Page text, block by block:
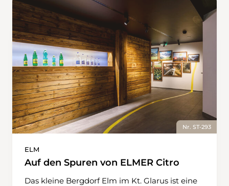
Nr. ST-293
ELM
Auf den Spuren von ELMER Citro
Das kleine Bergdorf Elm im Kt. Glarus ist eine